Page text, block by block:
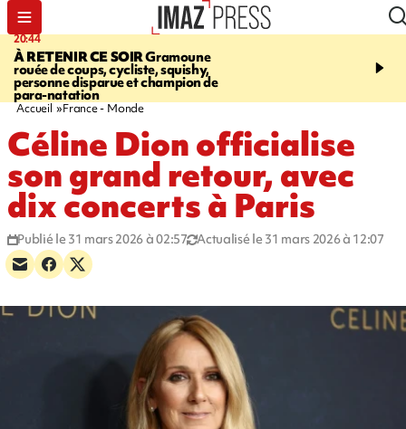
20:44
À RETENIR CE SOIRGramoune
rouée de coups, cycliste, squishy,
personne disparue et champion de
para-natation
06:04
précarité, les femmes
Accueil France - Monde
Céline Dion officialise
son grand retour, avec
dix concerts à Paris
Publié le 31 mars 2026 à 02:57 Actualisé le 31 mars 2026 à 12:07